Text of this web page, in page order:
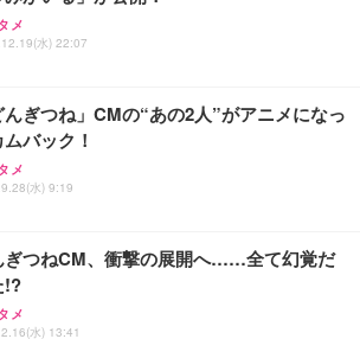
メ
水) 22:07
んぎつね」CMの“あの2人”がアニメになっ
バック！
メ
水) 9:19
ぎつねCM、衝撃の展開へ……全て幻覚だ
!?
メ
水) 13:41